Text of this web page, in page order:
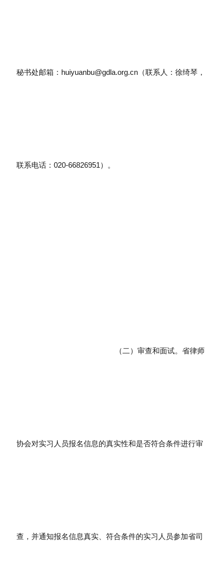
秘书处邮箱： huiyuanbu@gdla.org.cn（联系人：徐绮琴，
联系电话：020-66826951）。
（二）审查和面试。省律师
协会对实习人员报名信息的真实性和是否符合条件进行审
查，并通知报名信息真实、符合条件的实习人员参加省司